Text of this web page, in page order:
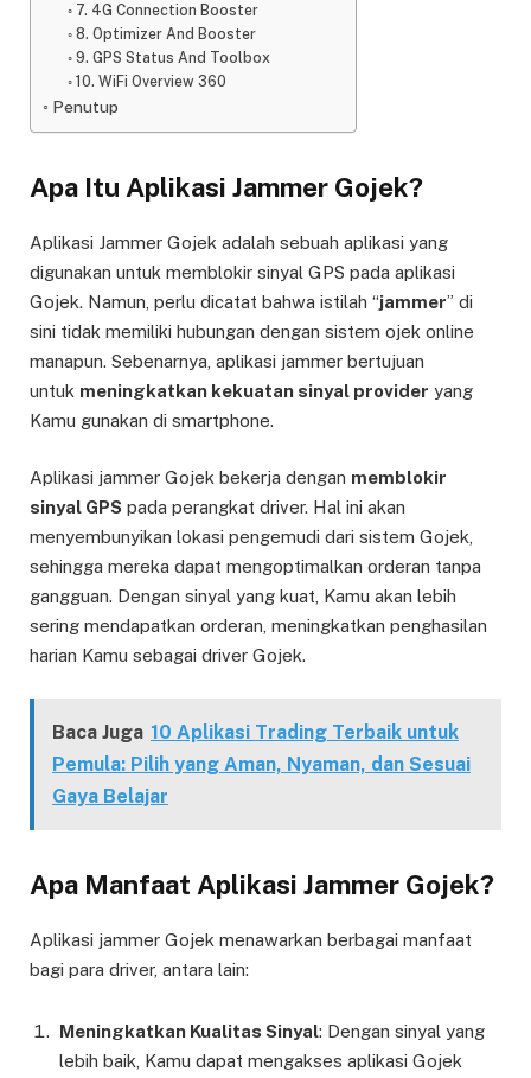
7. 4G Connection Booster
8. Optimizer And Booster
9. GPS Status And Toolbox
10. WiFi Overview 360
Penutup
Apa Itu Aplikasi Jammer Gojek?
Aplikasi Jammer Gojek adalah sebuah aplikasi yang
digunakan untuk memblokir sinyal GPS pada aplikasi
Gojek. Namun, perlu dicatat bahwa istilah “jammer” di
sini tidak memiliki hubungan dengan sistem ojek online
manapun. Sebenarnya, aplikasi jammer bertujuan
untuk meningkatkan kekuatan sinyal provider yang
Kamu gunakan di smartphone.
Aplikasi jammer Gojek bekerja dengan memblokir
sinyal GPS pada perangkat driver. Hal ini akan
menyembunyikan lokasi pengemudi dari sistem Gojek,
sehingga mereka dapat mengoptimalkan orderan tanpa
gangguan. Dengan sinyal yang kuat, Kamu akan lebih
sering mendapatkan orderan, meningkatkan penghasilan
harian Kamu sebagai driver Gojek.
Baca Juga 10 Aplikasi Trading Terbaik untuk
Pemula: Pilih yang Aman, Nyaman, dan Sesuai
Gaya Belajar
Apa Manfaat Aplikasi Jammer Gojek?
Aplikasi jammer Gojek menawarkan berbagai manfaat
bagi para driver, antara lain:
Meningkatkan Kualitas Sinyal: Dengan sinyal yang
lebih baik, Kamu dapat mengakses aplikasi Gojek